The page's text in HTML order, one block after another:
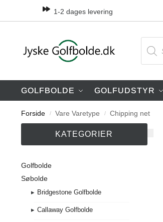
1-2 dages levering
GOLFBOLDE GOLFUDSTYR
Forside / Vare Varetype / Chipping net
KATEGORIER
Golfbolde
Søbolde
Bridgestone Golfbolde
Callaway Golfbolde